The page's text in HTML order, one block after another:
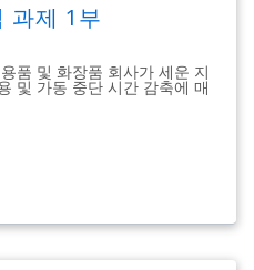
과제 1부
품 및 화장품 회사가 세운 지
및 가동 중단 시간 감축에 매